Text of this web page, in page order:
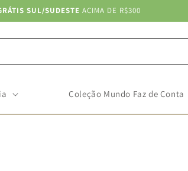
SUL/SUDESTE ACIMA DE R$300
Coleção Mundo Faz de Conta